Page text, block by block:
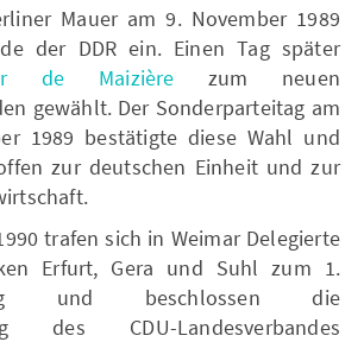
Mauer am 9. November 1989
der DDR ein. Einen Tag später
de Maizière zum neuen
gewählt. Der Sonderparteitag am
1989 bestätigte diese Wahl und
zur deutschen Einheit und zur
trafen sich in Weimar Delegierte
Erfurt, Gera und Suhl zum 1.
und beschlossen die
des CDU-Landesverbandes